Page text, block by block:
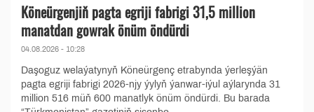
Köneürgenjiň pagta egriji fabrigi 31,5 million
manatdan gowrak önüm öndürdi
04.08.2026 - 10:28
Daşoguz welaýatynyň Köneürgenç etrabynda ýerleşýän
pagta egriji fabrigi 2026-njy ýylyň ýanwar-iýul aýlarynda 31
million 516 müň 600 manatlyk önüm öndürdi. Bu barada